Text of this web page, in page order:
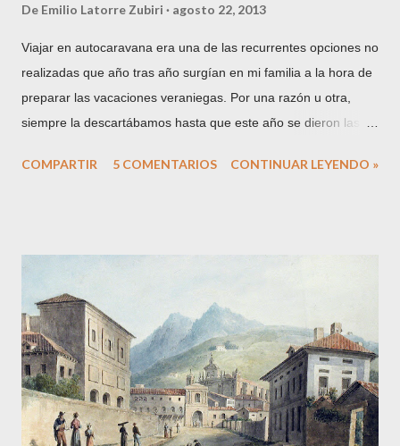
De Emilio Latorre Zubiri agosto 22, 2013
Viajar en autocaravana era una de las recurrentes opciones no
realizadas que año tras año surgían en mi familia a la hora de
preparar las vacaciones veraniegas. Por una razón u otra,
siempre la descartábamos hasta que este año se dieron las
hacerlo. De entrada, el primer obstáculo a superar es el de
nuestra pequeña aventura. La autocaravana te permite volver
a ver tus viajes con cierto aire romántico, y a pesar de que las
comodidades tanto del entorno por el que viajamos (Europa)
como del medio (disponemos, de nevera, cocina, ducha, baño
y demás comodidades de la vida moderna) no tengan nada
que ver con las de un viaje de aventura, te da la posibilidad de
COMPARTIR 5 COMENTARIOS CONTINUAR LEYENDO »